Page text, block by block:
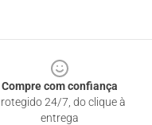
Compre com confiança
24/7, do clique à
entrega